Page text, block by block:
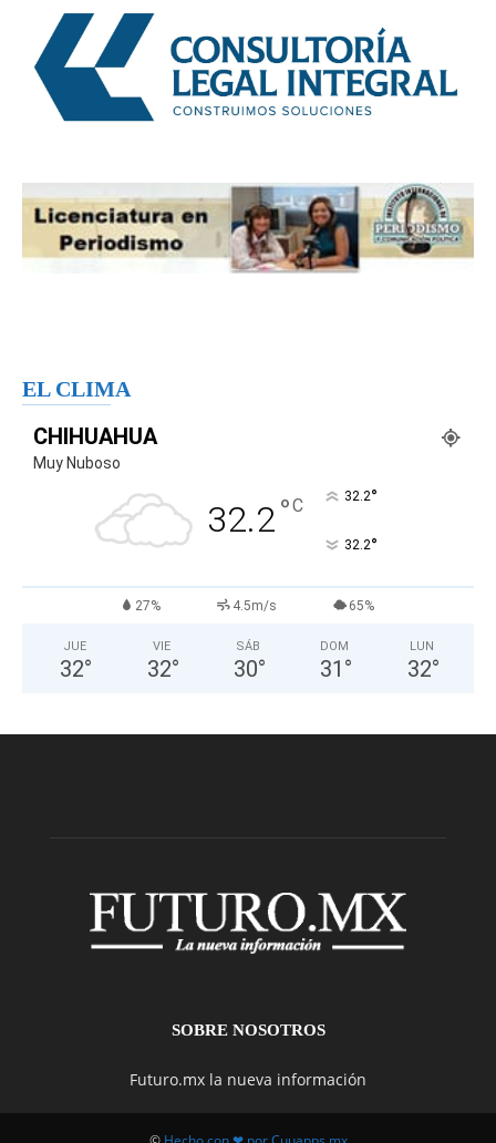
EL CLIMA
CHIHUAHUA
Muy Nuboso
32.2°C 32.2°
32.2°
27% 4.5m/s 65%
JUE
32°
VIE
32°
SÁB
30°
DOM
31 °
LUN
32°
SOBRE NOSOTROS
Futuro.mx la nueva información